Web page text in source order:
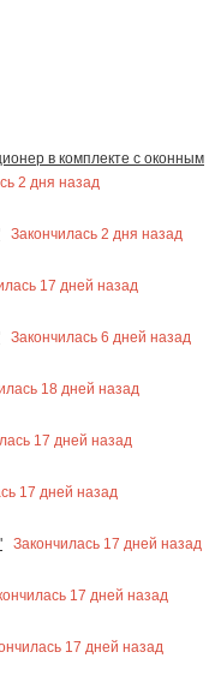
в комплекте с оконным
2 дня назад
Закончилась 2 дня назад
17 дней назад
Закончилась 6 дней назад
18 дней назад
17 дней назад
17 дней назад
Закончилась 17 дней назад
17 дней назад
17 дней назад